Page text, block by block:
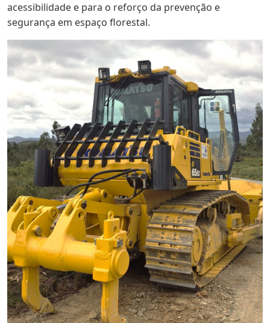
acessibilidade e para o reforço da prevenção e
segurança em espaço florestal.